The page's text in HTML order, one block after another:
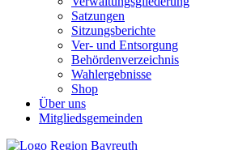
Satzungen
Sitzungsberichte
Ver- und Entsorgung
Behördenverzeichnis
Wahlergebnisse
Shop
Über uns
Mitgliedsgemeinden